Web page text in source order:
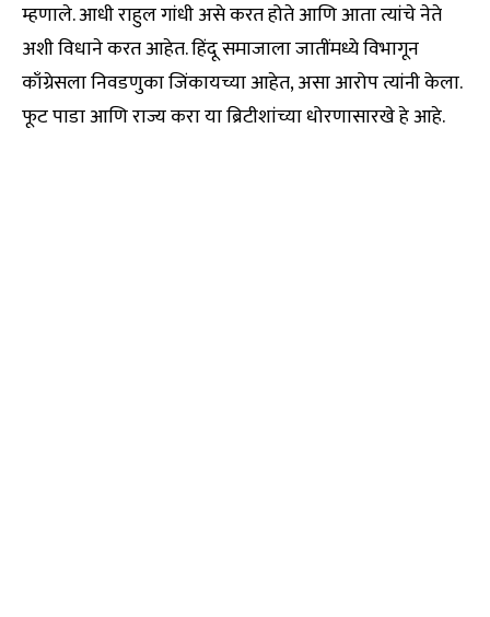
म्हणाले. आधी राहुल गांधी असे करत होते आणि आता त्यांचे नेते
अशी विधाने करत आहेत. हिंदू समाजाला जातींमध्ये विभागून
काँग्रेसला निवडणुका जिंकायच्या आहेत, असा आरोप त्यांनी केला.
फूट पाडा आणि राज्य करा या ब्रिटीशांच्या धोरणासारखे हे आहे.